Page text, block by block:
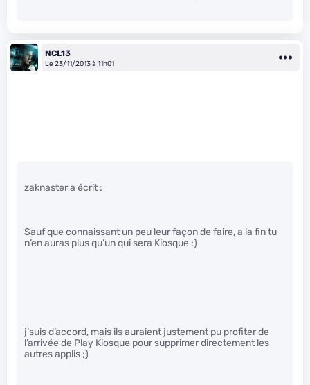
NCL13
Le 23/11/2013 à 11h01
zaknaster a écrit :
Sauf que connaissant un peu leur façon de faire, a la fin tu
n’en auras plus qu’un qui sera Kiosque :)
j’suis d’accord, mais ils auraient justement pu profiter de
l’arrivée de Play Kiosque pour supprimer directement les
autres applis ;)